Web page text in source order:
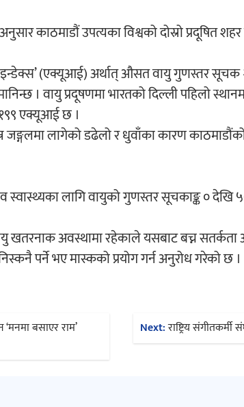
काठमाडौं उपत्यका विश्वको दोस्रो प्रदूषित
इन्डेक्स’ (एक्यूआई) अर्थात् औसत वायु गुणस्तर
। वायु प्रदूषणमा भारतको दिल्ली पहिलो
१९९ एक्यूआई छ ।
जङ्गलमा लागेको डढेलो र धुवाँका कारण
स्वास्थ्यका लागि वायुको गुणस्तर सूचकाङ्क ० देखि
खतरनाक अवस्थामा रहेकाले यसबाट बच्न
पर्ने भए मास्कको प्रयोग गर्न अनुरोध गरेको छ ।
बसाएर राम’
Next:राष्ट्रिय